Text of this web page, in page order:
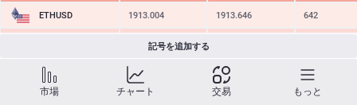
ETHUSD 1913.004 1913.646 642
215.169
SOLUSD 76.11
TSLA - - -
記号を追加する
市場 チャート 交易 もっと